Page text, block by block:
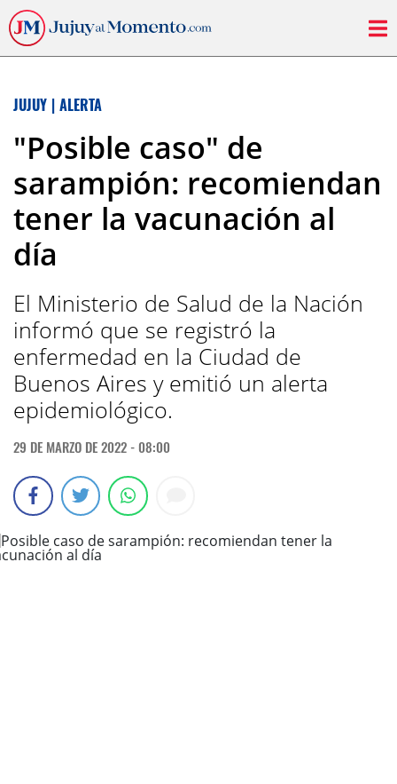
JUJUY | ALERTA
"Posible caso" de
sarampión: recomiendan
tener la vacunación al
día
El Ministerio de Salud de la Nación
informó que se registró la
enfermedad en la Ciudad de
Buenos Aires y emitió un alerta
epidemiológico.
29 DE MARZO DE 2022 - 08:00